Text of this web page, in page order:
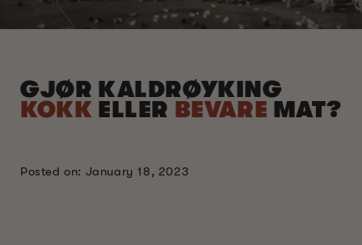
GJØR KALDRØYKING
KOKK ELLER BEVARE MAT?
Posted on: January 18, 2023